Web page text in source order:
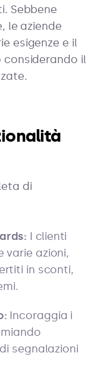
Sebbene
le aziende
esigenze e il
il
di
I clienti
varie azioni,
in sconti,
Incoraggia i
segnalazioni